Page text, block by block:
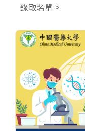
錄取名單。